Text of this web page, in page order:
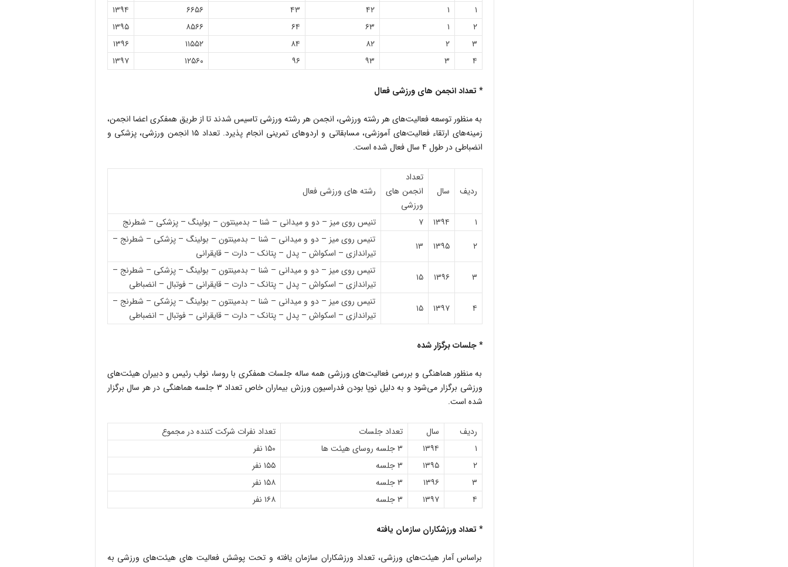
۱
۱ ۴۲ ۴۳ ۶۶۵۶
۱۳۹۴
۲
۱ ۶۳ ۶۴ ۸۵۶۶
۱۳۹۵
۳
۲ ۸۲ ۸۴ ۱۱۵۵۲
۱۳۹۶
۴
۳ ۹۳ ۹۶ ۱۲۵۶۰ ۱۳۹۷
* تعداد انجمن های ورزشی فعال
به منظور توسعه فعالیت‌های هر رشته ورزشی، انجمن هر رشته ورزشی تاسیس شدند تا از طریق همفکری اعضا انجمن،
زمینه‌های ارتقاء فعالیت‌های آموزشی، مسابقاتی و اردوهای تمرینی انجام پذیرد. تعداد ۱۵ انجمن ورزشی، پزشکی و
انضباطی در طول ۴ سال فعال شده است.
ردیف سال
تعداد
انجمن های
ورزشی
رشته های ورزشی فعال
۱ ۱۳۹۴ ۷
تنیس روی میز – دو و میدانی – شنا – بدمینتون – بولینگ – پزشکی – شطرنج
۲
۱۳۹۵ ۱۳
تنیس روی میز – دو و میدانی – شنا – بدمینتون – بولینگ – پزشکی – شطرنج –
تیراندازی – اسکواش – پدل – پتانک – دارت – قایقرانی
۳
۱۳۹۶ ۱۵
تنیس روی میز – دو و میدانی – شنا – بدمینتون – بولینگ – پزشکی – شطرنج –
تیراندازی – اسکواش – پدل – پتانک – دارت – قایقرانی – فوتبال – انضباطی
۴
۱۳۹۷ ۱۵
تنیس روی میز – دو و میدانی – شنا – بدمینتون – بولینگ – پزشکی – شطرنج –
تیراندازی – اسکواش – پدل – پتانک – دارت – قایقرانی – فوتبال – انضباطی
* جلسات برگزار شده
به منظور هماهنگی و بررسی فعالیت‌های ورزشی همه ساله جلسات همفکری با روسا، نواب رئیس و دبیران هیئت‌های
ورزشی برگزار می‌شود و به دلیل نوپا بودن فدراسیون ورزش بیماران خاص تعداد ۳ جلسه هماهنگی در هر سال برگزار
شده است.
ردیف سال تعداد جلسات
تعداد نفرات شرکت کننده در مجموع
۱
۱۳۹۴ ۳ جلسه روسای هیئت ها
۱۵۰ نفر
۲
۱۳۹۵ ۳ جلسه
۱۵۵ نفر
۳
۱۳۹۶ ۳ جلسه
۱۵۸ نفر
۴
۱۳۹۷ ۳ جلسه ۱۶۸ نفر
* تعداد ورزشکاران سازمان یافته
براساس آمار هیئت‌های ورزشی، تعداد ورزشکاران سازمان یافته و تحت پوشش فعالیت های هیئت‌های ورزشی به